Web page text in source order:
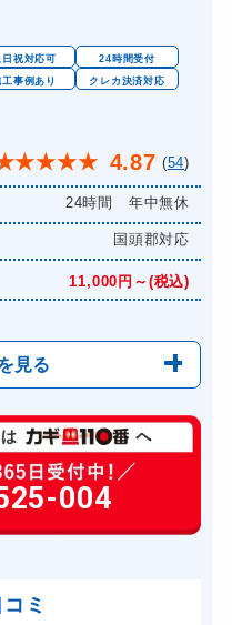
日祝対応可
24時間受付
事例あり
クレカ決済対応
★★★★ 4.87 (54)
24時間 年中無休
国頭郡対応
11,000円～(税込)
見る
6,600円～(税込)
14,300円～(税込)
14,300円～(税込)
004
ミ